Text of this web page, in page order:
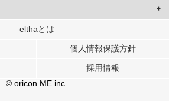
して、ユーザーに合わせたコンテンツや広告の
解析の各パートナーに提供しています。
ユーザーが各パートナーに提供した他の情報や、
ービスを使用したときに収集した他の情報を組み
elthaとは
個人情報保護方針
採用情報
© oricon ME inc.